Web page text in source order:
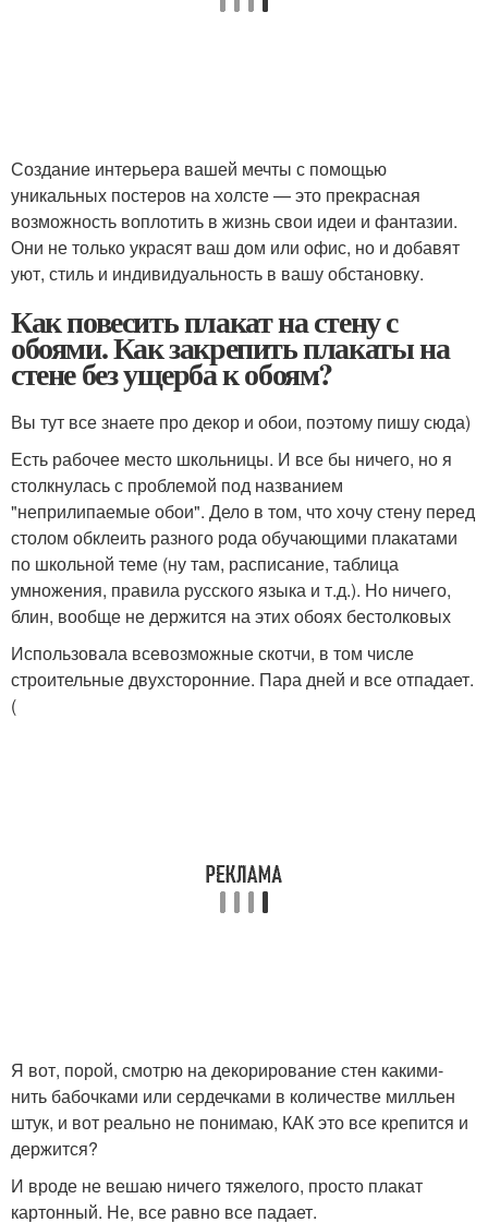
Создание интерьера вашей мечты с помощью
уникальных постеров на холсте — это прекрасная
возможность воплотить в жизнь свои идеи и фантазии.
Они не только украсят ваш дом или офис, но и добавят
уют, стиль и индивидуальность в вашу обстановку.
Как повесить плакат на стену с
обоями. Как закрепить плакаты на
стене без ущерба к обоям?
Вы тут все знаете про декор и обои, поэтому пишу сюда)
Есть рабочее место школьницы. И все бы ничего, но я
столкнулась с проблемой под названием
"неприлипаемые обои". Дело в том, что хочу стену перед
столом обклеить разного рода обучающими плакатами
по школьной теме (ну там, расписание, таблица
умножения, правила русского языка и т.д.). Но ничего,
блин, вообще не держится на этих обоях бестолковых
Использовала всевозможные скотчи, в том числе
строительные двухсторонние. Пара дней и все отпадает.
(
Я вот, порой, смотрю на декорирование стен какими-
нить бабочками или сердечками в количестве милльен
штук, и вот реально не понимаю, КАК это все крепится и
держится?
И вроде не вешаю ничего тяжелого, просто плакат
картонный. Не, все равно все падает.